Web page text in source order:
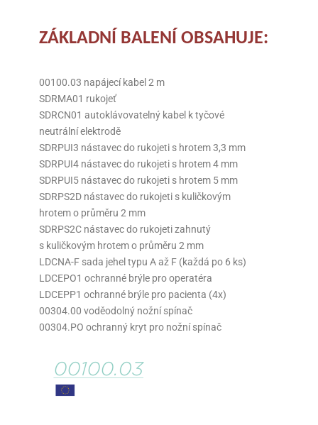
ZÁKLADNÍ BALENÍ OBSAHUJE:
00100.03 napájecí kabel 2 m
SDRMA01 rukojeť
SDRCN01 autoklávovatelný kabel k tyčové
neutrální elektrodě
SDRPUI3 nástavec do rukojeti s hrotem 3,3 mm
SDRPUI4 nástavec do rukojeti s hrotem 4 mm
SDRPUI5 nástavec do rukojeti s hrotem 5 mm
SDRPS2D nástavec do rukojeti s kuličkovým
hrotem o průměru 2 mm
SDRPS2C nástavec do rukojeti zahnutý
s kuličkovým hrotem o průměru 2 mm
LDCNA-F sada jehel typu A až F (každá po 6 ks)
LDCEPO1 ochranné brýle pro operatéra
LDCEPP1 ochranné brýle pro pacienta (4x)
00304.00 voděodolný nožní spínač
00304.PO ochranný kryt pro nožní spínač